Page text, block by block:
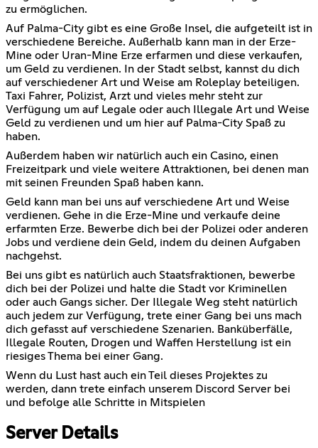
zu ermöglichen.
Auf Palma-City gibt es eine Große Insel, die aufgeteilt ist in
verschiedene Bereiche. Außerhalb kann man in der Erze-
Mine oder Uran-Mine Erze erfarmen und diese verkaufen,
um Geld zu verdienen. In der Stadt selbst, kannst du dich
auf verschiedener Art und Weise am Roleplay beteiligen.
Taxi Fahrer, Polizist, Arzt und vieles mehr steht zur
Verfügung um auf Legale oder auch Illegale Art und Weise
Geld zu verdienen und um hier auf Palma-City Spaß zu
haben.
Außerdem haben wir natürlich auch ein Casino, einen
Freizeitpark und viele weitere Attraktionen, bei denen man
mit seinen Freunden Spaß haben kann.
Geld kann man bei uns auf verschiedene Art und Weise
verdienen. Gehe in die Erze-Mine und verkaufe deine
erfarmten Erze. Bewerbe dich bei der Polizei oder anderen
Jobs und verdiene dein Geld, indem du deinen Aufgaben
nachgehst.
Bei uns gibt es natürlich auch Staatsfraktionen, bewerbe
dich bei der Polizei und halte die Stadt vor Kriminellen
oder auch Gangs sicher. Der Illegale Weg steht natürlich
auch jedem zur Verfügung, trete einer Gang bei uns mach
dich gefasst auf verschiedene Szenarien. Banküberfälle,
Illegale Routen, Drogen und Waffen Herstellung ist ein
riesiges Thema bei einer Gang.
Wenn du Lust hast auch ein Teil dieses Projektes zu
werden, dann trete einfach unserem Discord Server bei
und befolge alle Schritte in Mitspielen
Server Details